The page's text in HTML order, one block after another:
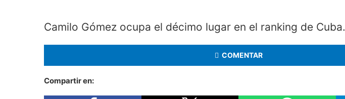
Camilo Gómez ocupa el décimo lugar en el ranking de Cuba.
COMENTAR
Compartir en: